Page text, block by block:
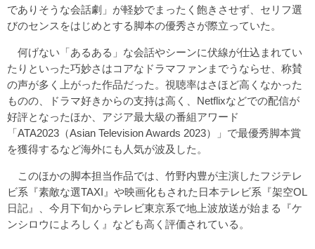
でありそうな会話劇」が軽妙でまったく飽きさせず、セリフ選
びのセンスをはじめとする脚本の優秀さが際立っていた。
何げない「あるある」な会話やシーンに伏線が仕込まれてい
たりといった巧妙さはコアなドラマファンまでうならせ、称賛
の声が多く上がった作品だった。視聴率はさほど高くなかった
ものの、ドラマ好きからの支持は高く、Netflixなどでの配信が
好評となったほか、アジア最大級の番組アワード
「ATA2023（Asian Television Awards 2023）」で最優秀脚本賞
を獲得するなど海外にも人気が波及した。
このほかの脚本担当作品では、竹野内豊が主演したフジテレ
ビ系『素敵な選TAXI』や映画化もされた日本テレビ系『架空OL
日記』、今月下旬からテレビ東京系で地上波放送が始まる『ケ
ンシロウによろしく』なども高く評価されている。